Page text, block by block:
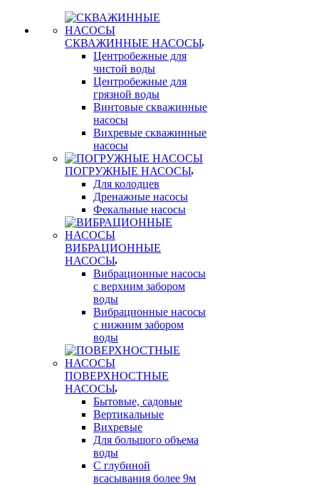
СКВАЖИННЫЕ НАСОСЫ
Центробежные для
чистой воды
Центробежные для
грязной воды
Винтовые скважинные
насосы
Вихревые скважинные
насосы
ПОГРУЖНЫЕ НАСОСЫ
Для колодцев
Дренажные насосы
Фекальные насосы
ВИБРАЦИОННЫЕ
НАСОСЫ
Вибрационные насосы
с верхним забором
воды
Вибрационные насосы
с нижним забором
воды
ПОВЕРХНОСТНЫЕ
НАСОСЫ
Бытовые, садовые
Вертикальные
Вихревые
Для большого объема
воды
С глубиной
всасывания более 9м